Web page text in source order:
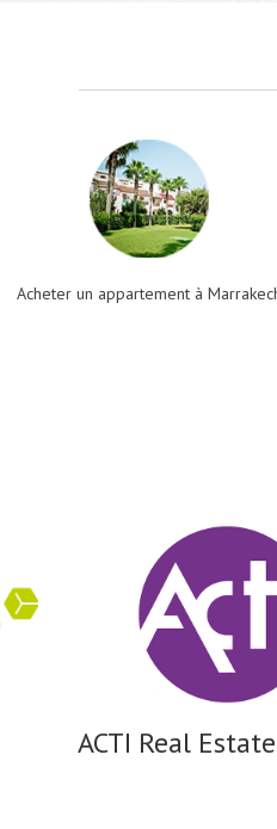
Acheter un appartement à
ACTI Real